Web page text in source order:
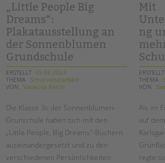
KARRIERE
Stellenangebote
tandem als Arbeitgeberin
NEWS/BLOG
unkuerzbar
Briefe an Kai
PRESSE
„Little People Big
Dreams“:
Plakatausstellung an
der Sonnenblumen
Grundschule
ERSTELLT 10.09.2024
THEMA Schulsozialarbeit
VON
Vanessa Karch
Die Klasse 3c der Sonnenblumen-
Grunschule haben sich mit den
„Little People, Big Dreams"-Büchern
auseinandergesetzt und zu den
verschiedenen Persönlichkeiten
Mit
ng
ERSTELLT
THEMA
VON
Als im
auf
regte